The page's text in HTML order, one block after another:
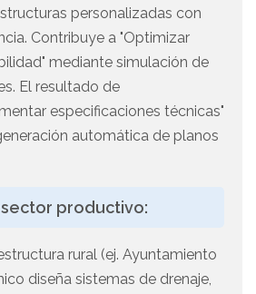
personalizadas con
Contribuye a "Optimizar
mediante simulación de
El resultado de
especificaciones técnicas"
automática de planos
productivo:
rural (ej. Ayuntamiento
diseña sistemas de drenaje,